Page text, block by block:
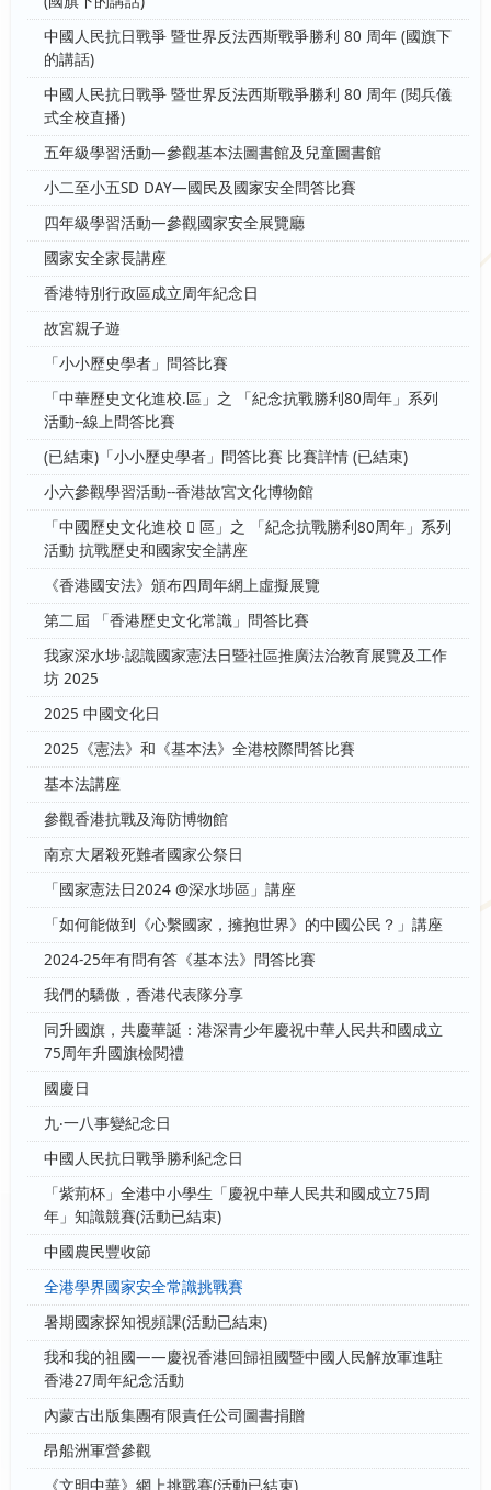
中國人民抗日戰爭 暨世界反法西斯戰爭勝利 80 周年 (國旗下
的講話)
中國人民抗日戰爭 暨世界反法西斯戰爭勝利 80 周年 (閱兵儀
式全校直播)
五年級學習活動—參觀基本法圖書館及兒童圖書館
小二至小五SD DAY—國民及國家安全問答比賽
四年級學習活動—參觀國家安全展覽廳
國家安全家長講座
香港特別行政區成立周年紀念日
故宮親子遊
「小小歷史學者」問答比賽
「中華歷史文化進校.區」之 「紀念抗戰勝利80周年」系列
活動--線上問答比賽
(已結束)「小小歷史學者」問答比賽 比賽詳情 (已結束)
小六參觀學習活動--香港故宮文化博物館
「中國歷史文化進校  區」之 「紀念抗戰勝利80周年」系列
活動 抗戰歷史和國家安全講座
《香港國安法》頒布四周年網上虛擬展覽
第二屆 「香港歷史文化常識」問答比賽
我家深水埗‧認識國家憲法日暨社區推廣法治教育展覽及工作
坊 2025
2025 中國文化日
2025《憲法》和《基本法》全港校際問答比賽
基本法講座
參觀香港抗戰及海防博物館
南京大屠殺死難者國家公祭日
「國家憲法日2024 @深水埗區」講座
「如何能做到《心繫國家，擁抱世界》的中國公民？」講座
2024-25年有問有答《基本法》問答比賽
我們的驕傲，香港代表隊分享
同升國旗，共慶華誕：港深青少年慶祝中華人民共和國成立
75周年升國旗檢閱禮
國慶日
九‧一八事變紀念日
中國人民抗日戰爭勝利紀念日
「紫荊杯」全港中小學生「慶祝中華人民共和國成立75周
年」知識競賽(活動已結束)
中國農民豐收節
全港學界國家安全常識挑戰賽
暑期國家探知視頻課(活動已結束)
我和我的祖國——慶祝香港回歸祖國暨中國人民解放軍進駐
香港27周年紀念活動
內蒙古出版集團有限責任公司圖書捐贈
昂船洲軍營參觀
《文明中華》網上挑戰賽(活動已結束)